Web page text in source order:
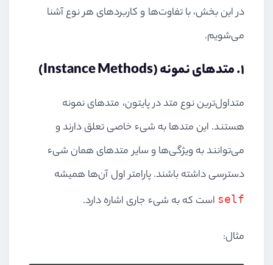
در این بخش، با تفاوت‌ها و کاربردهای هر نوع آشنا
می‌شویم.
۱. متدهای نمونه (Instance Methods)
متداول‌ترین نوع متد در پایتون، متدهای نمونه
هستند. این متدها به شیء خاصی تعلق دارند و
می‌توانند به ویژگی‌ها و سایر متدهای همان شیء
دسترسی داشته باشند. پارامتر اول آن‌ها همیشه
self است که به شیء جاری اشاره دارد.
مثال: